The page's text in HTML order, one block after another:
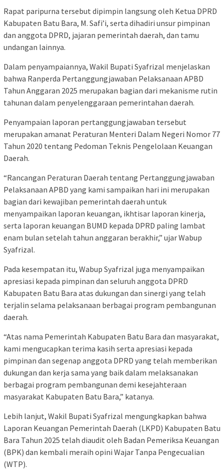
Rapat paripurna tersebut dipimpin langsung oleh Ketua DPRD
Kabupaten Batu Bara, M. Safi’i, serta dihadiri unsur pimpinan
dan anggota DPRD, jajaran pemerintah daerah, dan tamu
undangan lainnya.
Dalam penyampaiannya, Wakil Bupati Syafrizal menjelaskan
bahwa Ranperda Pertanggungjawaban Pelaksanaan APBD
Tahun Anggaran 2025 merupakan bagian dari mekanisme rutin
tahunan dalam penyelenggaraan pemerintahan daerah.
Penyampaian laporan pertanggungjawaban tersebut
merupakan amanat Peraturan Menteri Dalam Negeri Nomor 77
Tahun 2020 tentang Pedoman Teknis Pengelolaan Keuangan
Daerah.
“Rancangan Peraturan Daerah tentang Pertanggungjawaban
Pelaksanaan APBD yang kami sampaikan hari ini merupakan
bagian dari kewajiban pemerintah daerah untuk
menyampaikan laporan keuangan, ikhtisar laporan kinerja,
serta laporan keuangan BUMD kepada DPRD paling lambat
enam bulan setelah tahun anggaran berakhir,” ujar Wabup
Syafrizal.
Pada kesempatan itu, Wabup Syafrizal juga menyampaikan
apresiasi kepada pimpinan dan seluruh anggota DPRD
Kabupaten Batu Bara atas dukungan dan sinergi yang telah
terjalin selama pelaksanaan berbagai program pembangunan
daerah.
“Atas nama Pemerintah Kabupaten Batu Bara dan masyarakat,
kami mengucapkan terima kasih serta apresiasi kepada
pimpinan dan segenap anggota DPRD yang telah memberikan
dukungan dan kerja sama yang baik dalam melaksanakan
berbagai program pembangunan demi kesejahteraan
masyarakat Kabupaten Batu Bara,” katanya.
Lebih lanjut, Wakil Bupati Syafrizal mengungkapkan bahwa
Laporan Keuangan Pemerintah Daerah (LKPD) Kabupaten Batu
Bara Tahun 2025 telah diaudit oleh Badan Pemeriksa Keuangan
(BPK) dan kembali meraih opini Wajar Tanpa Pengecualian
(WTP).